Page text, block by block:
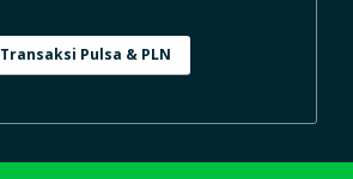
Transaksi Pulsa & PLN